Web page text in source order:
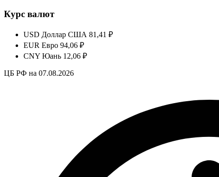
Курс валют
USD Доллар США 81,41 ₽
EUR Евро 94,06 ₽
CNY Юань 12,06 ₽
ЦБ РФ на 07.08.2026